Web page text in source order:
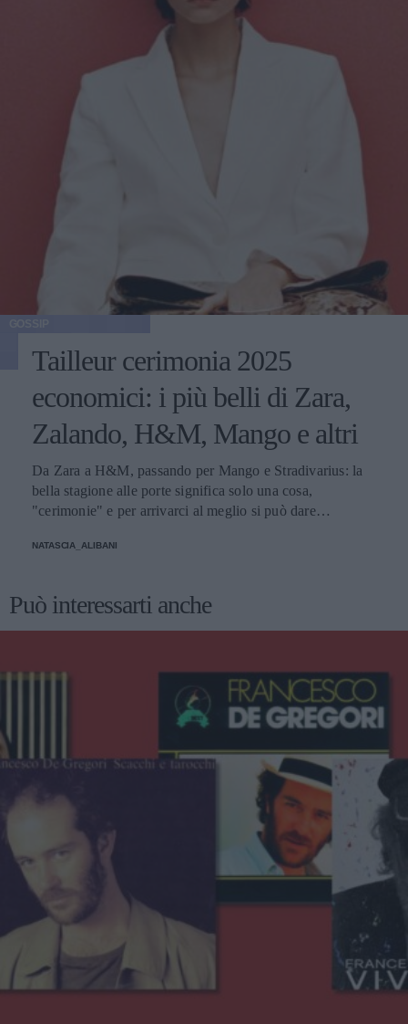
Tailleur cerimonia 2025
economici: i più belli di Zara,
Zalando, H&M, Mango e altri
Da Zara a H&M, passando per Mango e Stradivarius: la
bella stagione alle porte significa solo una cosa,
"cerimonie" e per arrivarci al meglio si può dare
NATASCIA_ALIBANI
Può interessarti anche